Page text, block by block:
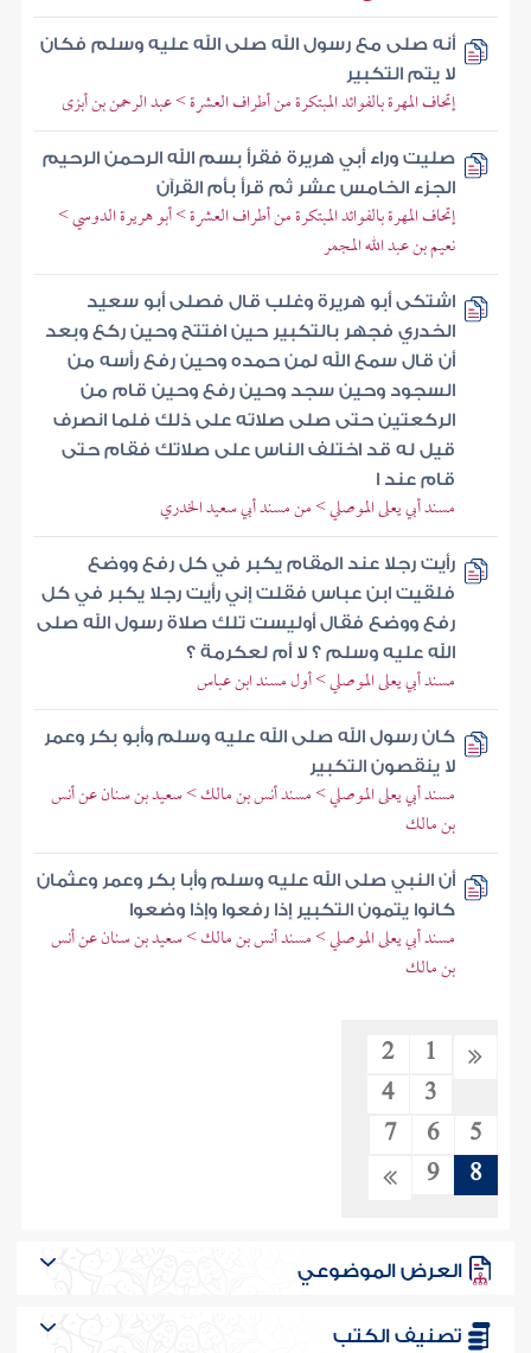
أنه صلى مع رسول الله صلى الله عليه وسلم فكان
لا يتم التكبير
إتحاف المهرة بالفوائد المبتكرة من أطراف العشرة > عبد الرحمن بن أبزى
صليت وراء أبي هريرة فقرأ بسم الله الرحمن الرحيم
الجزء الخامس عشر ثم قرأ بأم القرآن
إتحاف المهرة بالفوائد المبتكرة من أطراف العشرة > أبو هريرة الدوسي >
نعيم بن عبد الله المجمر
اشتكى أبو هريرة وغلب قال فصلى أبو سعيد
الخدري فجهر بالتكبير حين افتتح وحين ركع وبعد
أن قال سمع الله لمن حمده وحين رفع رأسه من
السجود وحين سجد وحين رفع وحين قام من
الركعتين حتى صلى صلاته على ذلك فلما انصرف
قيل له قد اختلف الناس على صلاتك فقام حتى
قام عند ا
مسند أبي يعلى الموصلي > من مسند أبي سعيد الخدري
رأيت رجلا عند المقام يكبر في كل رفع ووضع
فلقيت ابن عباس فقلت إني رأيت رجلا يكبر في كل
رفع ووضع فقال أوليست تلك صلاة رسول الله صلى
الله عليه وسلم ؟ لا أم لعكرمة ؟
مسند أبي يعلى الموصلي > أول مسند ابن عباس
كان رسول الله صلى الله عليه وسلم وأبو بكر وعمر
لا ينقصون التكبير
مسند أبي يعلى الموصلي > مسند أنس بن مالك > سعيد بن سنان عن أنس
بن مالك
أن النبي صلى الله عليه وسلم وأبا بكر وعمر وعثمان
كانوا يتمون التكبير إذا رفعوا وإذا وضعوا
مسند أبي يعلى الموصلي > مسند أنس بن مالك > سعيد بن سنان عن أنس
بن مالك
1
2
3
4
5
6
7
8
9
العرض الموضوعي
تصنيف الكتب